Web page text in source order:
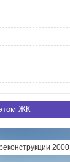
ЖК
2000